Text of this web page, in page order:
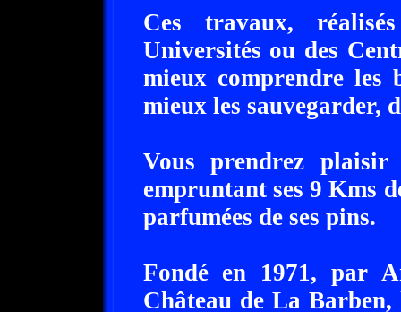
Ces travaux,
Universités ou des
mieux comprendre les
mieux les sauvegarder,
Vous prendrez
empruntant ses 9 Kms
parfumées de ses pins.
Fondé en 1971, par
Château de La